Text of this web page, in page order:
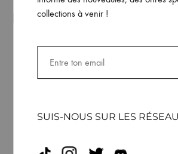
Produits similaires
collections à venir !
SUIS-NOUS SUR LES